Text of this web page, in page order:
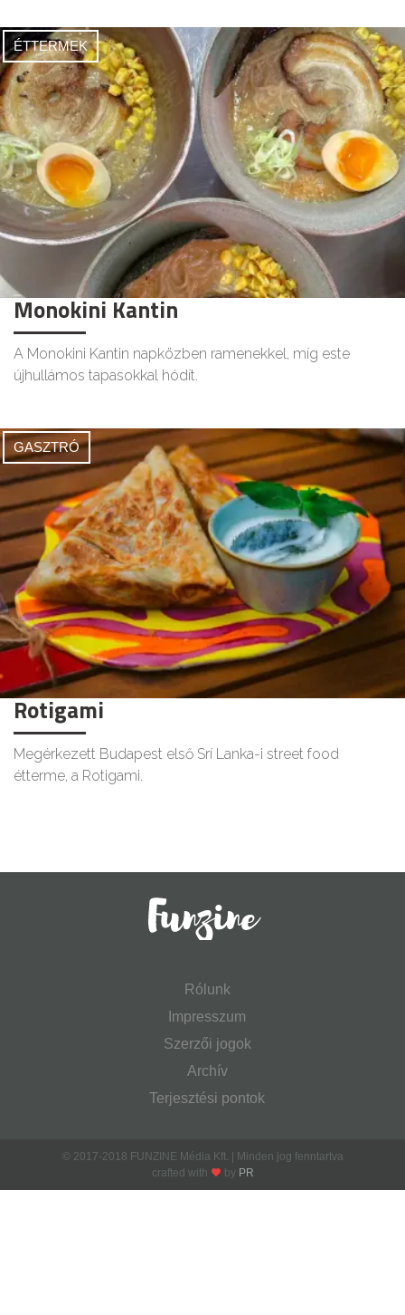
ÉTTERMEK
Monokini Kantin
A Monokini Kantin napközben ramenekkel, míg este
újhullámos tapasokkal hódít.
GASZTRÓ
Rotigami
Megérkezett Budapest első Srí Lanka-i street food
étterme, a Rotigami.
Rólunk
Impresszum
Szerzői jogok
Archív
Terjesztési pontok
© 2017-2018 FUNZINE Média Kft. | Minden jog fenntartva
crafted with
by PR